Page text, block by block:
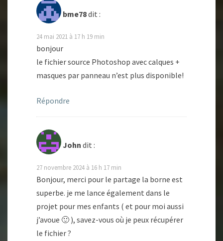
bme78dit :
24 mai 2021 à 17 h 19 min
bonjour
le fichier source Photoshop avec calques +
masques par panneau n’est plus disponible!
Répondre
John dit :
27 novembre 2024 à 16 h 17 min
Bonjour, merci pour le partage la borne est
superbe. je me lance également dans le
projet pour mes enfants ( et pour moi aussi
j’avoue 🙂 ), savez-vous où je peux récupérer
le fichier ?